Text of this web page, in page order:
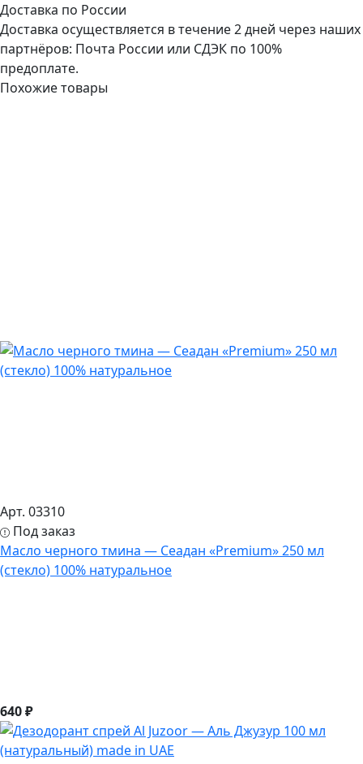
Доставка по России
Доставка осуществляется в течение 2 дней через наших
партнёров: Почта России или СДЭК по 100%
предоплате.
Похожие товары
Арт. 03310
Под заказ
Масло черного тмина — Сеадан «Premium» 250 мл
(стекло) 100% натуральное
640 ₽